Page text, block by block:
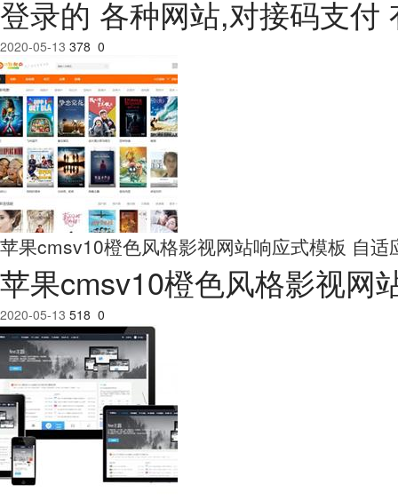
登录的 各种网站,对接码支
2020-05-13 378 0
苹果cmsv10橙色风格影视网站响应式模板 自适
苹果cmsv10橙色风格影视网
2020-05-13 518 0